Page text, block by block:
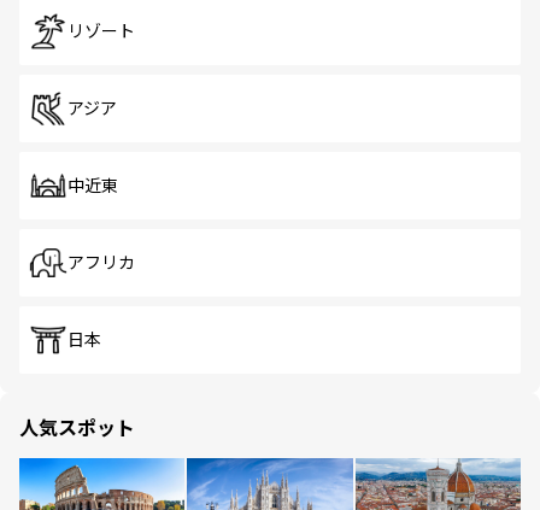
リゾート
アジア
中近東
アフリカ
日本
人気スポット